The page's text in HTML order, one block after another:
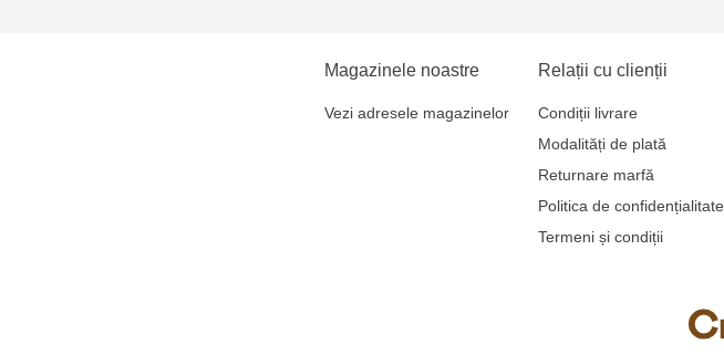
Magazinele noastre
Vezi adresele magazinelor
Relații cu clienții
Condiții livrare
Modalități de plată
Returnare marfă
Politica de confidențialitate
Termeni și condiții